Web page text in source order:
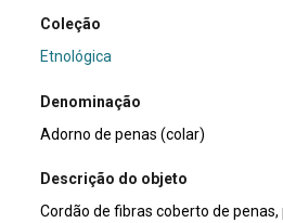
Coleção
Etnológica
Denominação
Adorno de penas (colar)
Descrição do objeto
Cordão de fibras coberto de